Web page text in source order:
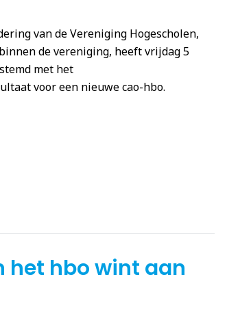
van de Vereniging Hogescholen,
de vereniging, heeft vrijdag 5
met het
voor een nieuwe cao-hbo.
het hbo wint aan